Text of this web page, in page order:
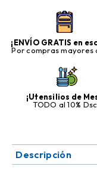
¡ENVÍO GRATIS en
Por compras mayores
¡Utensilios de
TODO al 10%
Descripción